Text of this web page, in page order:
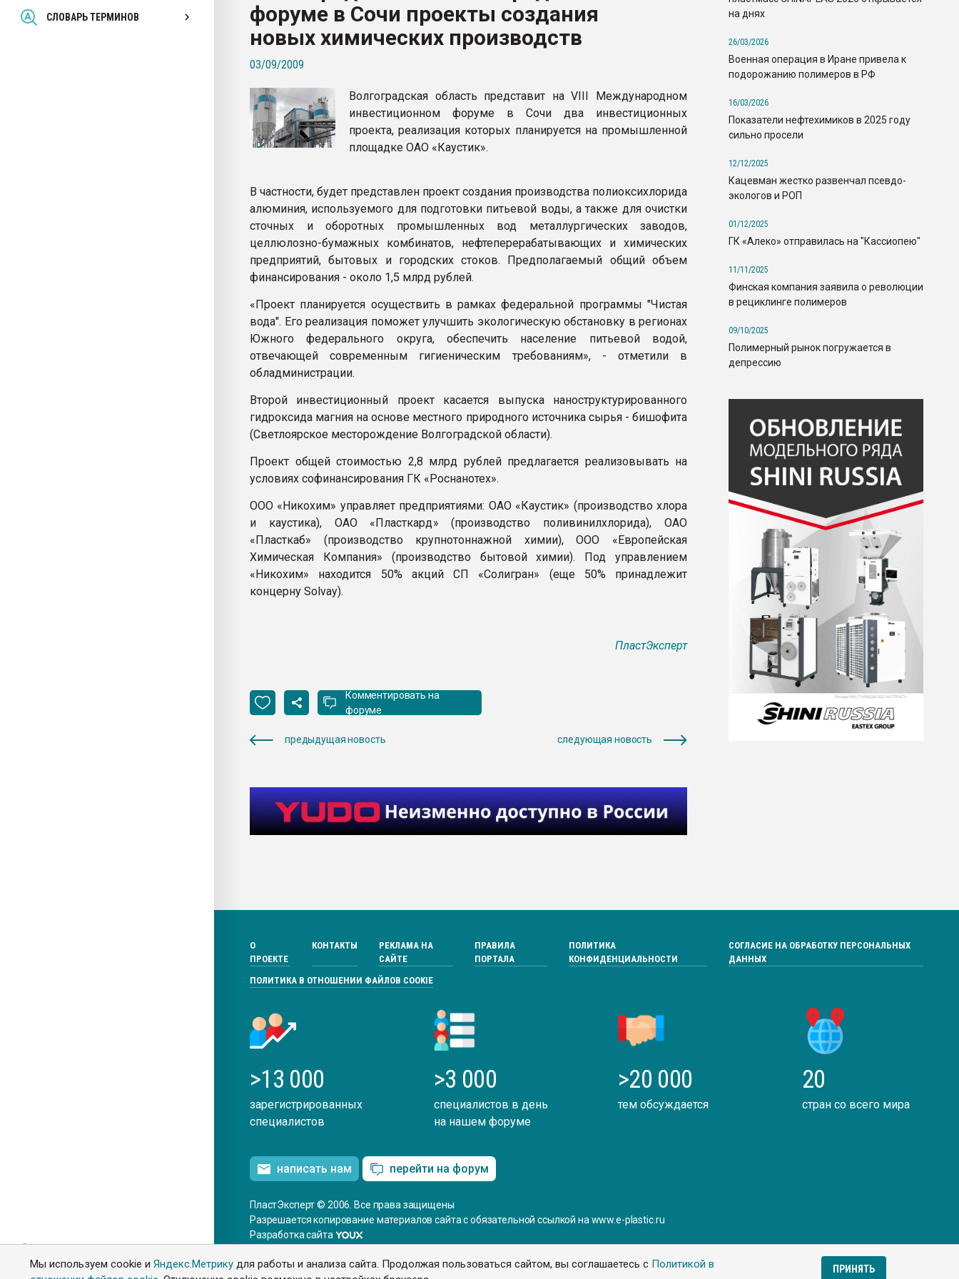
Мы используем cookie иЯндекс.Метрику для работы и анализа сайта. Продолжая пользоваться сайтом, вы соглашаетесь с Политикой в
ПРИНЯТЬ
СЛОВАРЬ ТЕРМИНОВ
Всё, что касается выдува ПЭТ
бутылок
ПЕРЕЙТИ НА ФОРУМ
форуме в Сочи проекты создания
новых химических производств
03/09/2009
Волгоградская область представит на VIII Международном
инвестиционном форуме в Сочи два инвестиционных
проекта, реализация которых планируется на промышленной
площадке ОАО «Каустик».
В частности, будет представлен проект создания производства полиоксихлорида
алюминия, используемого для подготовки питьевой воды, а также для очистки
сточных и оборотных промышленных вод металлургических заводов,
целлюлозно-бумажных комбинатов, нефтеперерабатывающих и химических
предприятий, бытовых и городских стоков. Предполагаемый общий объем
финансирования - около 1,5 млрд рублей.
«Проект планируется осуществить в рамках федеральной программы "Чистая
вода". Его реализация поможет улучшить экологическую обстановку в регионах
Южного федерального округа, обеспечить население питьевой водой,
отвечающей современным гигиеническим требованиям», - отметили в
обладминистрации.
Второй инвестиционный проект касается выпуска наноструктурированного
гидроксида магния на основе местного природного источника сырья - бишофита
(Светлоярское месторождение Волгоградской области).
Проект общей стоимостью 2,8 млрд рублей предлагается реализовывать на
условиях софинансирования ГК «Роснанотех».
ООО «Никохим» управляет предприятиями: ОАО «Каустик» (производство хлора
и каустика), ОАО «Пласткард» (производство поливинилхлорида), ОАО
«Пласткаб» (производство крупнотоннажной химии), ООО «Европейская
Химическая Компания» (производство бытовой химии). Под управлением
«Никохим» находится 50% акций СП «Солигран» (еще 50% принадлежит
концерну Solvay).
ПластЭксперт
Комментировать на
форуме
предыдущая новость следующая новость
на днях
26/03/2026
Военная операция в Иране привела к
подорожанию полимеров в РФ
16/03/2026
Показатели нефтехимиков в 2025 году
сильно просели
12/12/2025
Кацевман жестко развенчал псевдо-
экологов и РОП
01/12/2025
ГК «Алеко» отправилась на "Кассиопею"
11/11/2025
Финская компания заявила о революции
в рециклинге полимеров
09/10/2025
Полимерный рынок погружается в
депрессию
О
ПРОЕКТЕ
КОНТАКТЫ
РЕКЛАМА НА
САЙТЕ
ПРАВИЛА
ПОРТАЛА
ПОЛИТИКА
КОНФИДЕНЦИАЛЬНОСТИ
СОГЛАСИЕ НА ОБРАБОТКУ ПЕРСОНАЛЬНЫХ
ДАННЫХ
ПОЛИТИКА В ОТНОШЕНИИ ФАЙЛОВ COOKIE
>13 000
зарегистрированных
специалистов
>3 000
специалистов в день
на нашем форуме
>20 000
тем обсуждается
20
стран со всего мира
написать нам перейти на форум
ПластЭксперт © 2006. Все права защищены
Разрешается копирование материалов сайта с обязательной ссылкой на www.e-plastic.ru
Разработка сайта